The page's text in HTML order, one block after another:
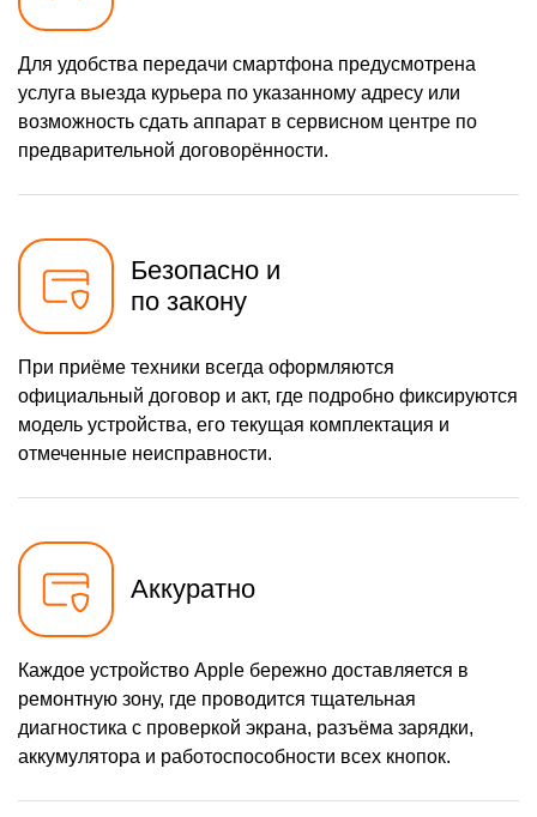
Для удобства передачи смартфона предусмотрена
услуга выезда курьера по указанному адресу или
возможность сдать аппарат в сервисном центре по
предварительной договорённости.
Безопасно и
по закону
При приёме техники всегда оформляются
официальный договор и акт, где подробно фиксируются
модель устройства, его текущая комплектация и
отмеченные неисправности.
Аккуратно
Каждое устройство Apple бережно доставляется в
ремонтную зону, где проводится тщательная
диагностика с проверкой экрана, разъёма зарядки,
аккумулятора и работоспособности всех кнопок.